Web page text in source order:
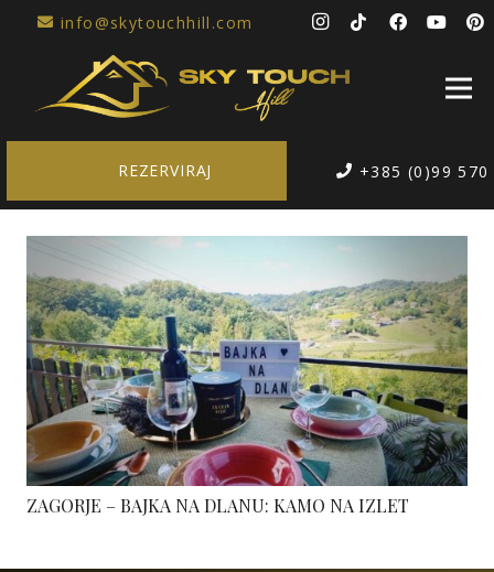
info@skytouchhill.com
REZERVIRAJ +385 (0)99
ZAGORJE – BAJKA NA DLANU: KAMO NA IZLET